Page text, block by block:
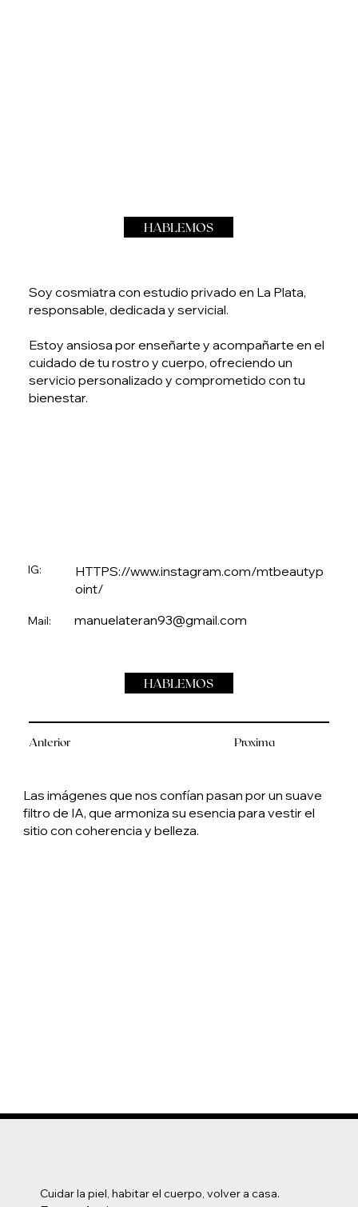
HABLEMOS
Anterior Proxima
Soy cosmiatra con estudio privado en La Plata,
responsable, dedicada y servicial.
Estoy ansiosa por enseñarte y acompañarte en el
cuidado de tu rostro y cuerpo, ofreciendo un
servicio personalizado y comprometido con tu
bienestar.
IG:
HTTPS://www.instagram.com/mtbeautyp
oint/
Mail: manuelateran93@gmail.com
HABLEMOS
Las imágenes que nos confían pasan por un suave
filtro de IA, que armoniza su esencia para vestir el
sitio con coherencia y belleza.
Cuidar la piel, habitar el cuerpo, volver a casa.